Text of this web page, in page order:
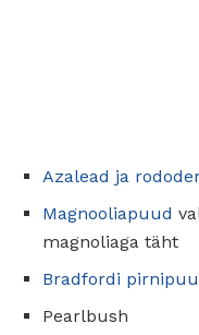
Azalead ja
Magnooliapuud
magnoliaga täht
Bradfordi
Pearlbush